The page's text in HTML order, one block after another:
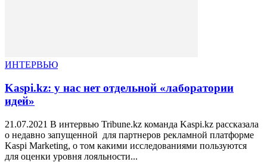
ИНТЕРВЬЮ
Kaspi.kz: у нас нет отдельной «лаборатории
идей»
21.07.2021 В интервью Tribune.kz команда Kaspi.kz рассказала
о недавно запущенной для партнеров рекламной платформе
Kaspi Marketing, о том какими исследованиями пользуются
для оценки уровня лояльности...